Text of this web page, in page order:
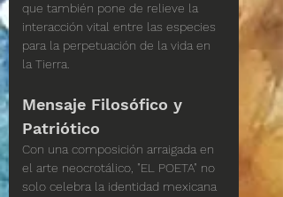
que también pone de relieve la
interacción vital entre las especies
para la perpetuación de la vida en
la Tierra.
Mensaje Filosófico y
Patriótico
Con una composición arraigada en
el arte neocrotálico, "EL POETA" no
solo celebra la identidad mexicana